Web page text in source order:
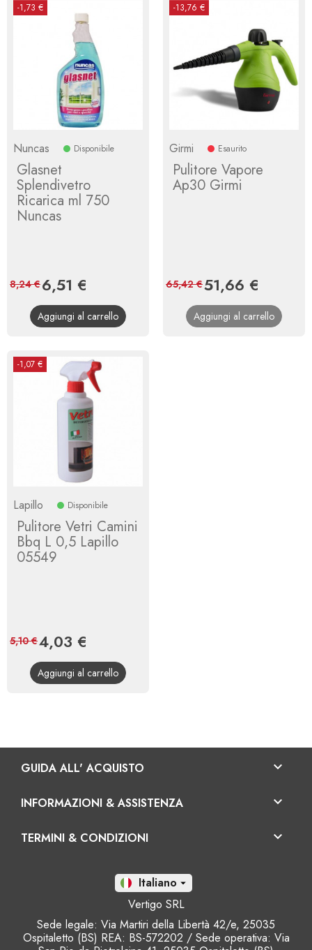
-1,73 €
Nuncas Disponibile
Glasnet
Splendivetro
Ricarica ml 750
Nuncas
Prezzo
6,51 €
base
8,24 €
Aggiungi al carrello
-13,76 €
Girmi Esaurito
Pulitore Vapore
Ap30 Girmi
Prezzo
51,66 €
base
65,42 €
Aggiungi al carrello
-1,07 €
Lapillo Disponibile
Pulitore Vetri Camini
Bbq L 0,5 Lapillo
05549
Prezzo
4,03 €
base
5,10 €
Aggiungi al carrello
GUIDA ALL' ACQUISTO 
INFORMAZIONI & ASSISTENZA 
TERMINI & CONDIZIONI 
It 
Vertigo SRL
Sede legale: Via Martiri della Libertà 42/e, 25035
Ospitaletto (BS) REA: BS-572202 / Sede operativa: Via